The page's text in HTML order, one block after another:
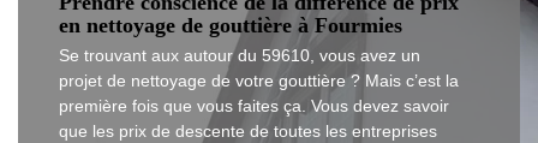
en nettoyage de gouttière à Fourmies
Se trouvant aux autour du 59610, vous avez un
projet de nettoyage de votre gouttière ? Mais c’est la
première fois que vous faites ça. Vous devez savoir
que les prix de descente de toutes les entreprises